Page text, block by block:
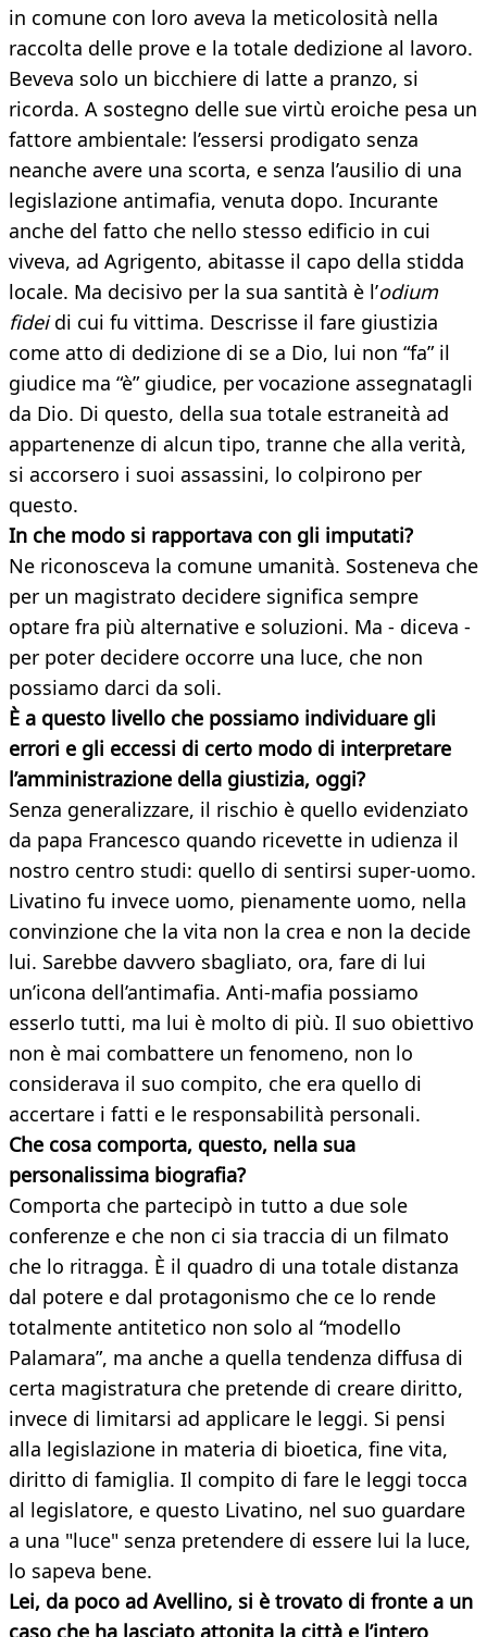
in comune con loro aveva la meticolosità nella
raccolta delle prove e la totale dedizione al lavoro.
Beveva solo un bicchiere di latte a pranzo, si
ricorda. A sostegno delle sue virtù eroiche pesa un
fattore ambientale: l’essersi prodigato senza
neanche avere una scorta, e senza l’ausilio di una
legislazione antimafia, venuta dopo. Incurante
anche del fatto che nello stesso edificio in cui
viveva, ad Agrigento, abitasse il capo della stidda
locale. Ma decisivo per la sua santità è l’odium
fideidi cui fu vittima. Descrisse il fare giustizia
come atto di dedizione di se a Dio, lui non “fa” il
giudice ma “è” giudice, per vocazione assegnatagli
da Dio. Di questo, della sua totale estraneità ad
appartenenze di alcun tipo, tranne che alla verità,
si accorsero i suoi assassini, lo colpirono per
questo.
In che modo si rapportava con gli imputati?
Ne riconosceva la comune umanità. Sosteneva che
per un magistrato decidere significa sempre
optare fra più alternative e soluzioni. Ma - diceva -
per poter decidere occorre una luce, che non
possiamo darci da soli.
È a questo livello che possiamo individuare gli
errori e gli eccessi di certo modo di interpretare
l’amministrazione della giustizia, oggi?
Senza generalizzare, il rischio è quello evidenziato
da papa Francesco quando ricevette in udienza il
nostro centro studi: quello di sentirsi super-uomo.
Livatino fu invece uomo, pienamente uomo, nella
convinzione che la vita non la crea e non la decide
lui. Sarebbe davvero sbagliato, ora, fare di lui
un’icona dell’antimafia. Anti-mafia possiamo
esserlo tutti, ma lui è molto di più. Il suo obiettivo
non è mai combattere un fenomeno, non lo
considerava il suo compito, che era quello di
accertare i fatti e le responsabilità personali.
Che cosa comporta, questo, nella sua
personalissima biografia?
Comporta che partecipò in tutto a due sole
conferenze e che non ci sia traccia di un filmato
che lo ritragga. È il quadro di una totale distanza
dal potere e dal protagonismo che ce lo rende
totalmente antitetico non solo al “modello
Palamara”, ma anche a quella tendenza diffusa di
certa magistratura che pretende di creare diritto,
invece di limitarsi ad applicare le leggi. Si pensi
alla legislazione in materia di bioetica, fine vita,
diritto di famiglia. Il compito di fare le leggi tocca
al legislatore, e questo Livatino, nel suo guardare
a una "luce" senza pretendere di essere lui la luce,
lo sapeva bene.
Lei, da poco ad Avellino, si è trovato di fronte a un
caso che ha lasciato attonita la città e l’intero